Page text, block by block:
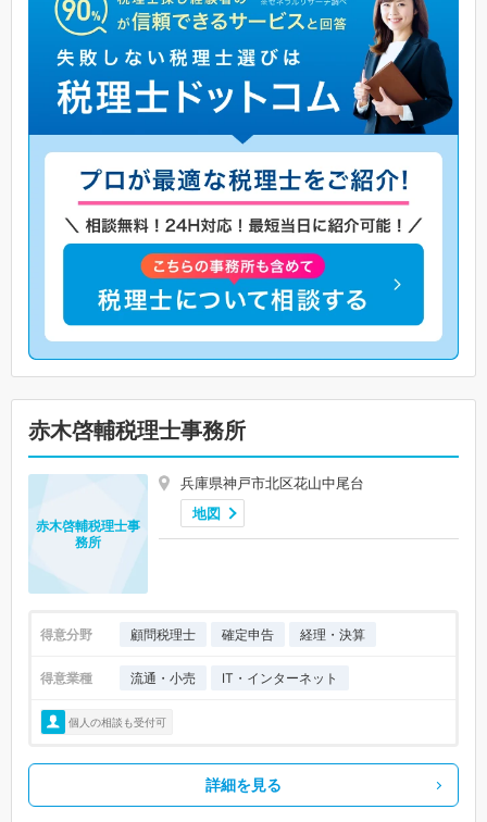
赤木啓輔税理士事務所
兵庫県神戸市北区花山中尾台
地図
赤木啓輔税理士事
務所
得意分野 顧問税理士 確定申告 経理・決算
得意業種 流通・小売 IT・インターネット
個人の相談も受付可
詳細を見る